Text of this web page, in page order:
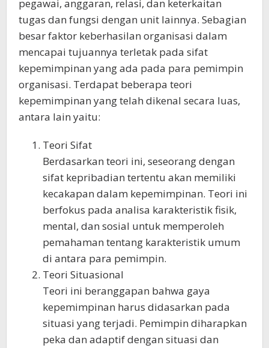
pegawai, anggaran, relasi, dan keterkaitan
tugas dan fungsi dengan unit lainnya. Sebagian
besar faktor keberhasilan organisasi dalam
mencapai tujuannya terletak pada sifat
kepemimpinan yang ada pada para pemimpin
organisasi. Terdapat beberapa teori
kepemimpinan yang telah dikenal secara luas,
antara lain yaitu:
Teori Sifat
Berdasarkan teori ini, seseorang dengan
sifat kepribadian tertentu akan memiliki
kecakapan dalam kepemimpinan. Teori ini
berfokus pada analisa karakteristik fisik,
mental, dan sosial untuk memperoleh
pemahaman tentang karakteristik umum
di antara para pemimpin.
Teori Situasional
Teori ini beranggapan bahwa gaya
kepemimpinan harus didasarkan pada
situasi yang terjadi. Pemimpin diharapkan
peka dan adaptif dengan situasi dan